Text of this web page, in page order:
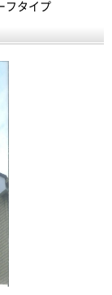
フタイプ